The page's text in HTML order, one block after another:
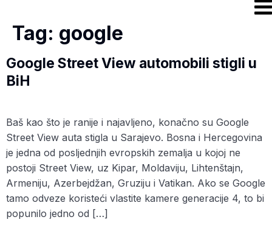
Tag: google
Google Street View automobili stigli u
BiH
Baš kao što je ranije i najavljeno, konačno su Google
Street View auta stigla u Sarajevo. Bosna i Hercegovina
je jedna od posljednjih evropskih zemalja u kojoj ne
postoji Street View, uz Kipar, Moldaviju, Lihtenštajn,
Armeniju, Azerbejdžan, Gruziju i Vatikan. Ako se Google
tamo odveze koristeći vlastite kamere generacije 4, to bi
popunilo jedno od […]